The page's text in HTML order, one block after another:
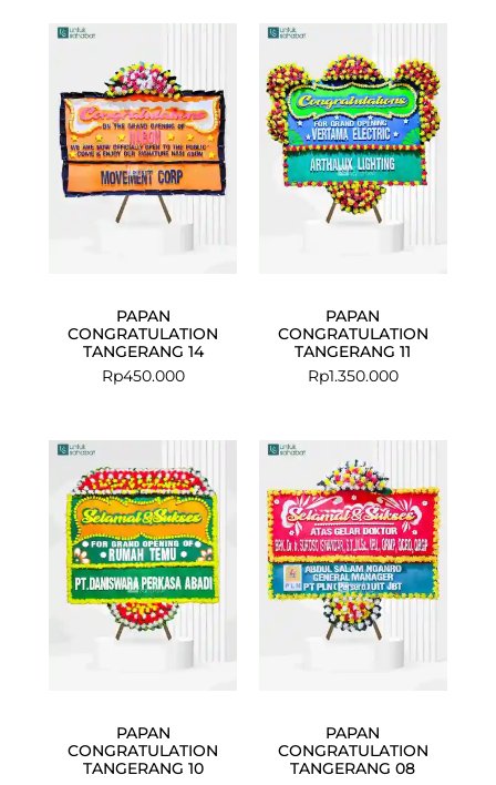
PAPAN
CONGRATULATION
TANGERANG 14
Rp450.000
PAPAN
CONGRATULATION
TANGERANG 11
Rp1.350.000
PAPAN
CONGRATULATION
TANGERANG 10
PAPAN
CONGRATULATION
TANGERANG 08